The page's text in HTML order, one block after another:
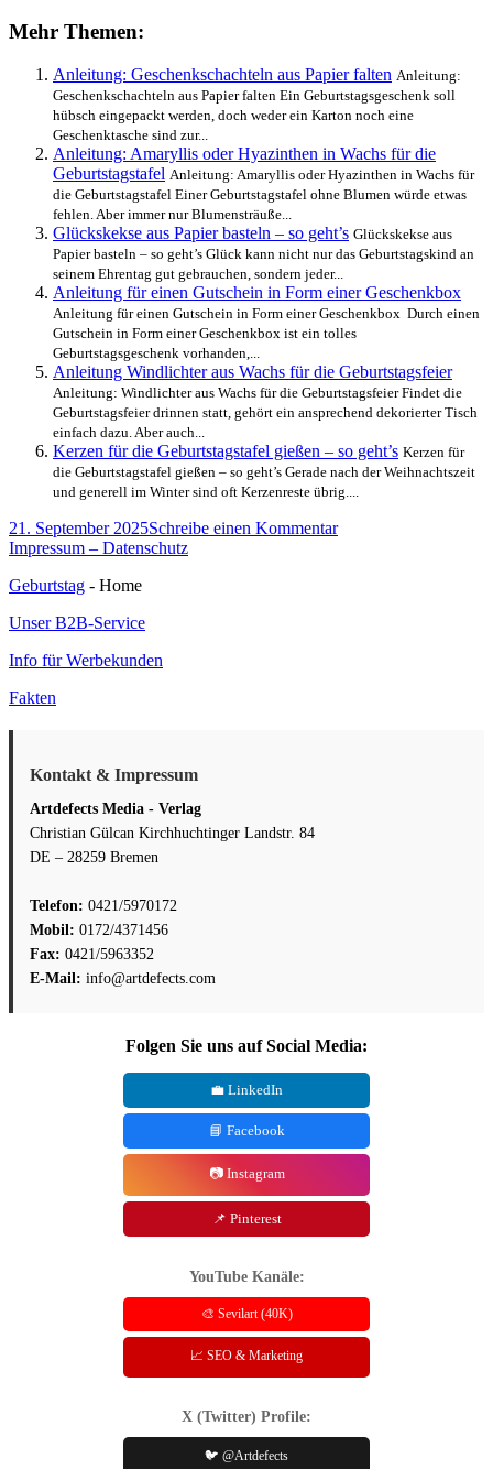
Anleitung
stimmungsvolle
Laternen
Mehr Themen:
Anleitung: Geschenkschachteln aus Papier falten Anleitung:
Geschenkschachteln aus Papier falten Ein Geburtstagsgeschenk soll
hübsch eingepackt werden, doch weder ein Karton noch eine
Geschenktasche sind zur...
Anleitung: Amaryllis oder Hyazinthen in Wachs für die
Geburtstagstafel Anleitung: Amaryllis oder Hyazinthen in Wachs für
die Geburtstagstafel Einer Geburtstagstafel ohne Blumen würde etwas
fehlen. Aber immer nur Blumensträuße...
Glückskekse aus Papier basteln – so geht’s Glückskekse aus
Papier basteln – so geht’s Glück kann nicht nur das Geburtstagskind an
seinem Ehrentag gut gebrauchen, sondern jeder...
Anleitung für einen Gutschein in Form einer Geschenkbox
Anleitung für einen Gutschein in Form einer Geschenkbox Durch einen
Gutschein in Form einer Geschenkbox ist ein tolles
Geburtstagsgeschenk vorhanden,...
Anleitung Windlichter aus Wachs für die Geburtstagsfeier
Anleitung: Windlichter aus Wachs für die Geburtstagsfeier Findet die
Geburtstagsfeier drinnen statt, gehört ein ansprechend dekorierter Tisch
einfach dazu. Aber auch...
Kerzen für die Geburtstagstafel gießen – so geht’s Kerzen für
die Geburtstagstafel gießen – so geht’s Gerade nach der Weihnachtszeit
und generell im Winter sind oft Kerzenreste übrig....
Veröffentlicht
am
21. September 2025Schreibe einen Kommentarzu
Impressum – Datenschutz
Geburtstag - Home
Unser B2B-Service
Info für Werbekunden
Fakten
Kontakt & Impressum
Artdefects Media - Verlag
Christian Gülcan Kirchhuchtinger Landstr. 84
DE – 28259 Bremen
Telefon: 0421/5970172
Mobil: 0172/4371456
Fax: 0421/5963352
E-Mail: info@artdefects.com
Folgen Sie uns auf Social Media:
💼 LinkedIn
📘 Facebook
📷 Instagram
📌 Pinterest
YouTube Kanäle:
🎨 Sevilart (40K)
📈 SEO & Marketing
X (Twitter) Profile:
🐦 @Artdefects